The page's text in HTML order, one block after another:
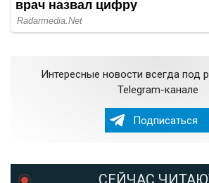
Интересные новости всегда под
Telegram-канале
Подписаться